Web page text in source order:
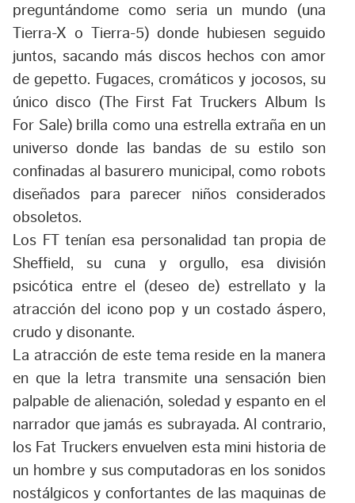
preguntándome como seria un mundo (una
Tierra-X o Tierra-5) donde hubiesen seguido
juntos, sacando más discos hechos con amor
de gepetto. Fugaces, cromáticos y jocosos, su
único disco (The First Fat Truckers Album Is
For Sale) brilla como una estrella extraña en un
universo donde las bandas de su estilo son
confinadas al basurero municipal, como robots
diseñados para parecer niños considerados
obsoletos.
Los FT tenían esa personalidad tan propia de
Sheffield, su cuna y orgullo, esa división
psicótica entre el (deseo de) estrellato y la
atracción del icono pop y un costado áspero,
crudo y disonante.
La atracción de este tema reside en la manera
en que la letra transmite una sensación bien
palpable de alienación, soledad y espanto en el
narrador que jamás es subrayada. Al contrario,
los Fat Truckers envuelven esta mini historia de
un hombre y sus computadoras en los sonidos
nostálgicos y confortantes de las maquinas de